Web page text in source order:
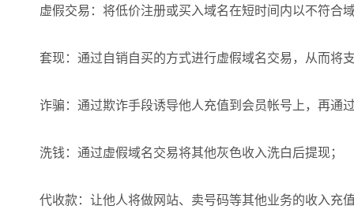
虚假交易：将低价注册或买入域名在短时间内以不符合
套现：通过自销自买的方式进行虚假域名交易，从而将
诈骗：通过欺诈手段诱导他人充值到会员帐号上，再通
洗钱：通过虚假域名交易将其他灰色收入洗白后提现；
代收款：让他人将做网站、卖号码等其他业务的收入充